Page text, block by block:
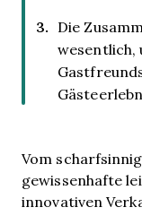
Die
wesentlich,
Vom
gewissenhafte
innovativen